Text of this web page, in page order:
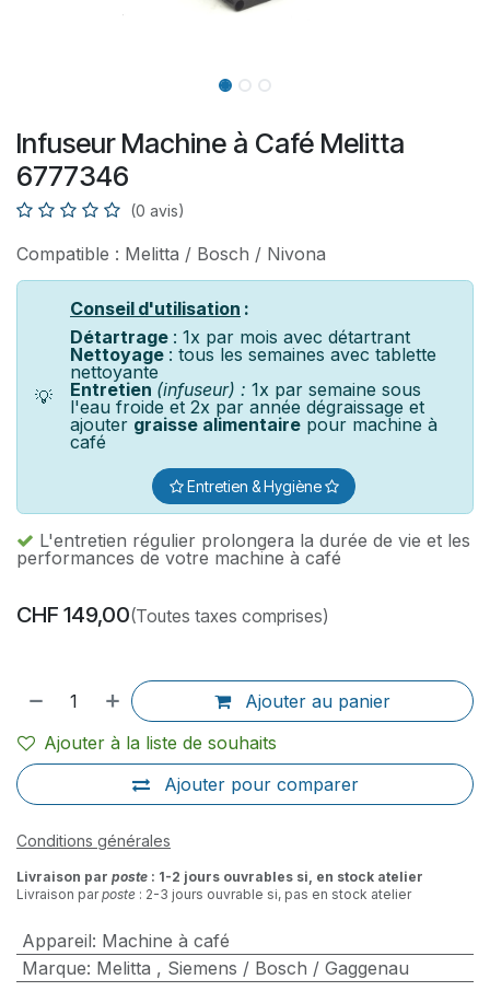
Infuseur Machine à Café Melitta
6777346
(0 avis)
Compatible : Melitta / Bosch / Nivona
💡
Conseil d'utilisation :
Détartrage : 1x par mois avec détartrant
Nettoyage : tous les semaines avec tablette
nettoyante
Entretien (infuseur) : 1x par semaine sous
l'eau froide et 2x par année dégraissage et
ajouter graisse alimentaire pour machine à
café
Entretien & Hygiène
L'entretien régulier prolongera la durée de vie et les
performances de votre machine à café
CHF 149,00(Toutes taxes comprises)
Ajouter au panier
Ajouter pour comparer
Ajouter à la liste de souhaits
Conditions générales
Livraison par poste : 1-2 jours ouvrables si, en stock atelier
Livraison parposte : 2-3 jours ouvrable si, pas en stock atelier
Appareil: Machine à café
Marque: Melitta , Siemens / Bosch / Gaggenau